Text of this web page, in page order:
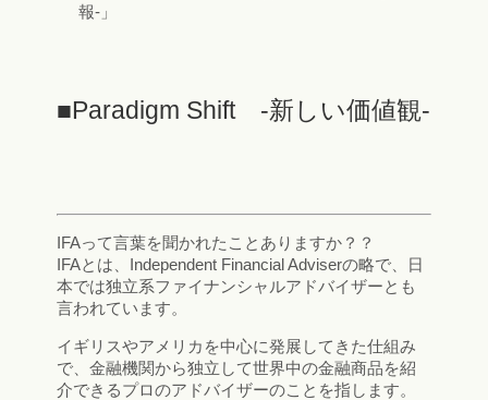
報-」
■Paradigm Shift -新しい価値観-
IFAって言葉を聞かれたことありますか？？
IFAとは、Independent Financial Adviserの略で、日
本では独立系ファイナンシャルアドバイザーとも
言われています。
イギリスやアメリカを中心に発展してきた仕組み
で、金融機関から独立して世界中の金融商品を紹
介できるプロのアドバイザーのことを指します。